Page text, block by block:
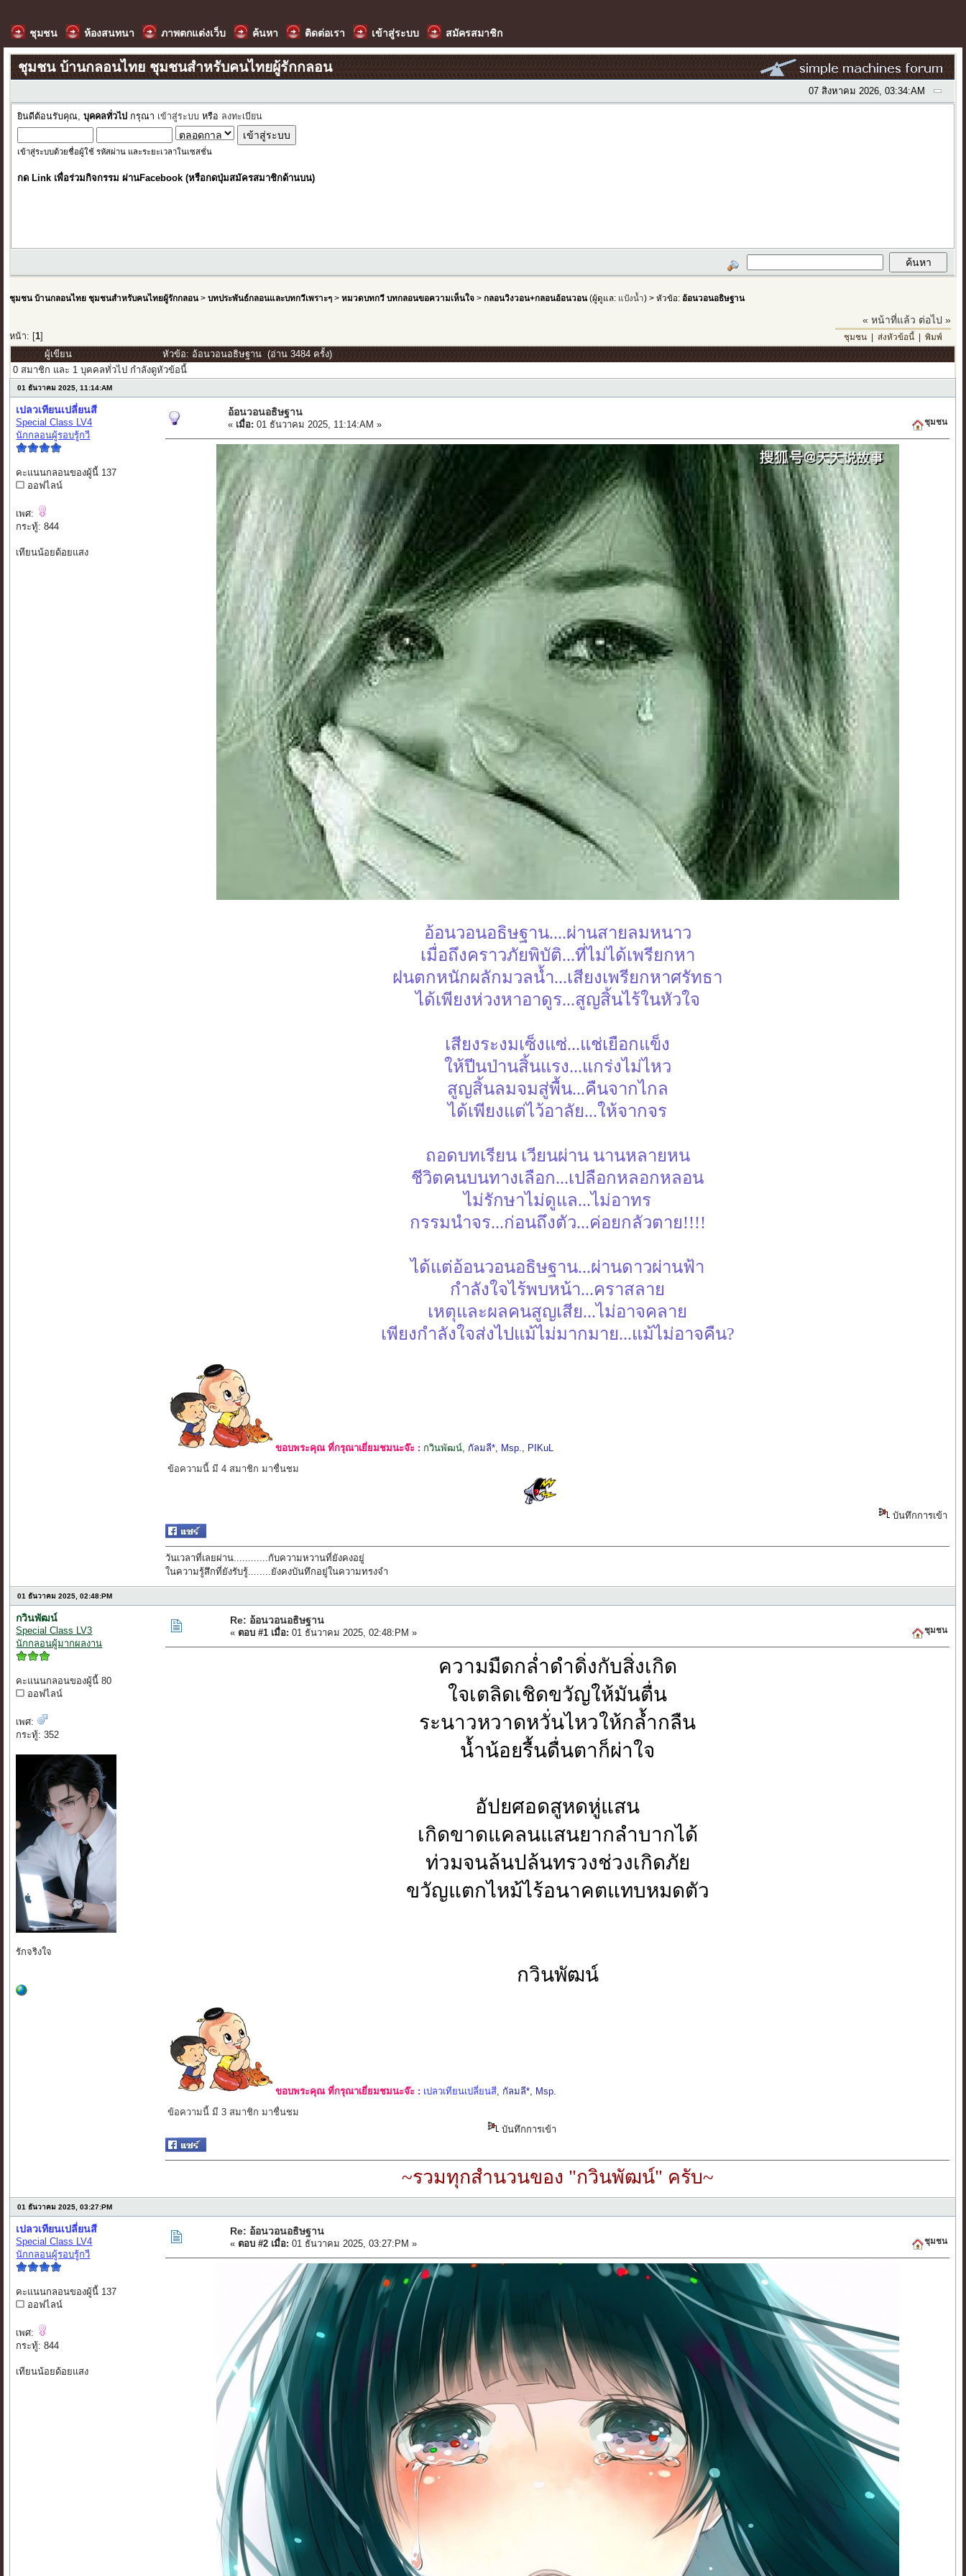
ชุมชน ห้องสนทนา ภาพตกแต่งเว็บ ค้นหา ติดต่อเรา เข้าสู่ระบบ สมัครสมาชิก
ชุมชน บ้านกลอนไทย ชุมชนสำหรับคนไทยผู้รักกลอน
07 สิงหาคม 2026, 03:34:AM
ยินดีต้อนรับคุณ,บุคคลทั่วไป กรุณา เข้าสู่ระบบ หรือ ลงทะเบียน
เข้าสู่ระบบด้วยชื่อผู้ใช้ รหัสผ่าน และระยะเวลาในเซสชั่น
กด Link เพื่อร่วมกิจกรรม ผ่านFacebook (หรือกดปุ่มสมัครสมาชิกด้านบน)
ชุมชน บ้านกลอนไทย ชุมชนสำหรับคนไทยผู้รักกลอน >บทประพันธ์กลอนและบทกวีเพราะๆ >หมวดบทกวี บทกลอนขอความเห็นใจ >กลอนวิงวอน+กลอนอ้อนวอน (ผู้ดูแล: แป้งน้ำ) > หัวข้อ: อ้อนวอนอธิษฐาน
หน้า: [1
« หน้าที่แล้ว ต่อไป »
ชุมชน| ส่งหัวข้อนี้| พิมพ์
ผู้เขียน
หัวข้อ: อ้อนวอนอธิษฐาน (อ่าน 3484 ครั้ง)
0 สมาชิก และ 1 บุคคลทั่วไป กำลังดูหัวข้อนี้
01 ธันวาคม 2025, 11:14:AM
เปลวเทียนเปลี่ยนสี
Special Class LV4
นักกลอนผู้รอบรู้กวี
คะแนนกลอนของผู้นี้ 137
ออฟไลน์
เพศ:
กระทู้: 844
เทียนน้อยด้อยแสง
อ้อนวอนอธิษฐาน
« เมื่อ: 01 ธันวาคม 2025, 11:14:AM » ชุมชน
อ้อนวอนอธิษฐาน....ผ่านสายลมหนาว
เมื่อถึงคราวภัยพิบัติ...ที่ไม่ได้เพรียกหา
ฝนตกหนักผลักมวลน้ำ...เสียงเพรียกหาศรัทธา
ได้เพียงห่วงหาอาดูร...สูญสิ้นไร้ในหัวใจ
เสียงระงมเซ็งแซ่...แช่เยือกแข็ง
ให้ปีนป่านสิ้นแรง...แกร่งไม่ไหว
สูญสิ้นลมจมสู่พื้น...คืนจากไกล
ได้เพียงแต่ไว้อาลัย...ให้จากจร
ถอดบทเรียน เวียนผ่าน นานหลายหน
ชีวิตคนบนทางเลือก...เปลือกหลอกหลอน
ไม่รักษาไม่ดูแล...ไม่อาทร
กรรมนำจร...ก่อนถึงตัว...ค่อยกลัวตาย!!!!
ได้แต่อ้อนวอนอธิษฐาน...ผ่านดาวผ่านฟ้า
กำลังใจไร้พบหน้า...คราสลาย
เหตุและผลคนสูญเสีย...ไม่อาจคลาย
เพียงกำลังใจส่งไปแม้ไม่มากมาย...แม้ไม่อาจคืน?
ขอบพระคุณ ที่กรุณาเยี่ยมชมนะจ๊ะ : กวินพัฒน์, กัลมลี*, Msp., PIKuL
ข้อความนี้ มี 4 สมาชิก มาชื่นชม
บันทึกการเข้า
วันเวลาที่เลยผ่าน............กับความหวานที่ยังคงอยู่
ในความรู้สึกที่ยังรับรู้........ยังคงบันทึกอยู่ในความทรงจำ
01 ธันวาคม 2025, 02:48:PM
กวินพัฒน์
Special Class LV3
นักกลอนผู้มากผลงาน
คะแนนกลอนของผู้นี้ 80
ออฟไลน์
เพศ:
กระทู้: 352
รักจริงใจ
Re: อ้อนวอนอธิษฐาน
« ตอบ #1 เมื่อ: 01 ธันวาคม 2025, 02:48:PM » ชุมชน
ความมืดกล่ำดำดิ่งกับสิ่งเกิด
ใจเตลิดเชิดขวัญให้มันตื่น
ระนาวหวาดหวั่นไหวให้กล้ำกลืน
น้ำน้อยรื้นดื่นตาก็ผ่าใจ
อัปยศอดสูหดหู่แสน
เกิดขาดแคลนแสนยากลำบากได้
ท่วมจนล้นปล้นทรวงช่วงเกิดภัย
ขวัญแตกไหม้ไร้อนาคตแทบหมดตัว
กวินพัฒน์
ขอบพระคุณ ที่กรุณาเยี่ยมชมนะจ๊ะ : เปลวเทียนเปลี่ยนสี, กัลมลี*, Msp.
ข้อความนี้ มี 3 สมาชิก มาชื่นชม
บันทึกการเข้า
~รวมทุกสำนวนของ "กวินพัฒน์" ครับ~
01 ธันวาคม 2025, 03:27:PM
เปลวเทียนเปลี่ยนสี
Special Class LV4
นักกลอนผู้รอบรู้กวี
คะแนนกลอนของผู้นี้ 137
ออฟไลน์
เพศ:
กระทู้: 844
เทียนน้อยด้อยแสง
Re: อ้อนวอนอธิษฐาน
« ตอบ #2 เมื่อ: 01 ธันวาคม 2025, 03:27:PM » ชุมชน